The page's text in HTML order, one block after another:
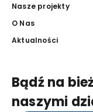
Nasze projekty
O Nas
Aktualności
Bądź na
naszymi